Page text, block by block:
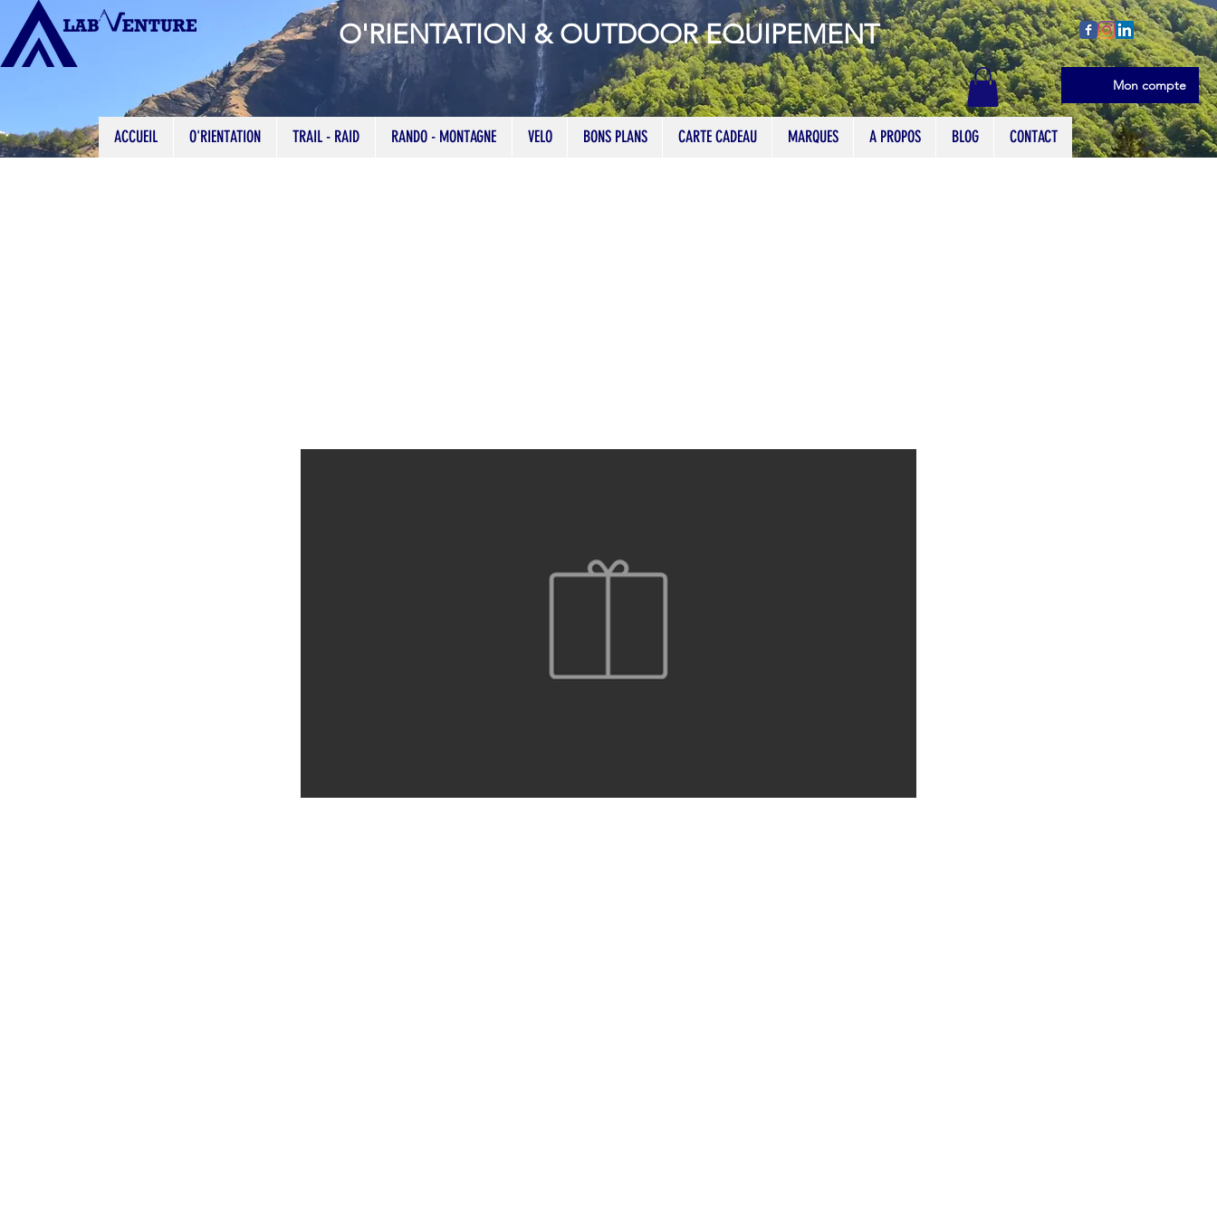
O'RIENTATION & OUTDOOR EQUIPEMENT
ACCUEIL O'RIENTATION TRAIL - RAID RANDO - MONTAGNE VELO BONS PLANS CARTE CADEAU MARQUES A PROPOS BLOG CONTACT
Mon compte
Se connecter